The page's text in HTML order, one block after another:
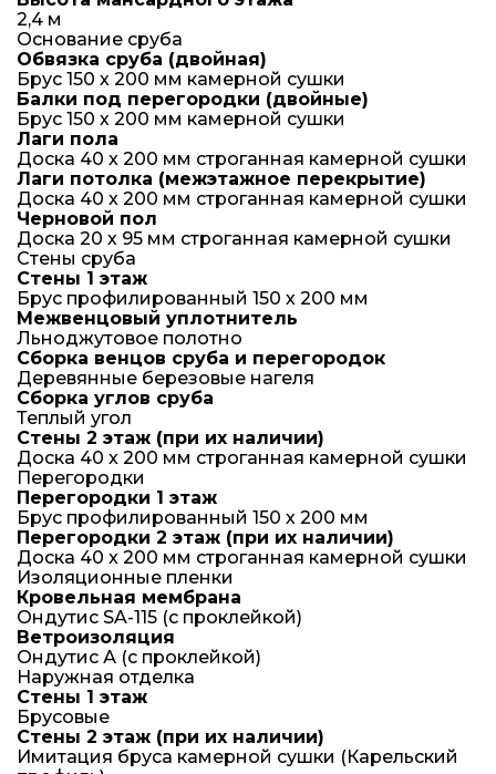
2,4 м
Основание сруба
Обвязка сруба (двойная)
Брус 150 х 200 мм камерной сушки
Балки под перегородки (двойные)
Брус 150 х 200 мм камерной сушки
Лаги пола
Доска 40 x 200 мм строганная камерной сушки
Лаги потолка (межэтажное перекрытие)
Доска 40 x 200 мм строганная камерной сушки
Черновой пол
Доска 20 х 95 мм строганная камерной сушки
Стены сруба
Стены 1 этаж
Брус профилированный 150 х 200 мм
Межвенцовый уплотнитель
Льноджутовое полотно
Сборка венцов сруба и перегородок
Деревянные березовые нагеля
Сборка углов сруба
Теплый угол
Стены 2 этаж (при их наличии)
Доска 40 x 200 мм строганная камерной сушки
Перегородки
Перегородки 1 этаж
Брус профилированный 150 х 200 мм
Перегородки 2 этаж (при их наличии)
Доска 40 x 200 мм строганная камерной сушки
Изоляционные пленки
Кровельная мембрана
Ондутис SA-115 (с проклейкой)
Ветроизоляция
Ондутис А (с проклейкой)
Наружная отделка
Стены 1 этаж
Брусовые
Стены 2 этаж (при их наличии)
Имитация бруса камерной сушки (Карельский